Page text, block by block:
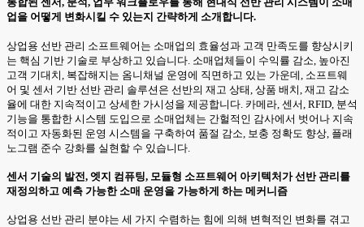
업을 어떻게 변화시킬 수 있는지 간략하게 소개합니다.
상업용 선반 관리 소프트웨어는 소매업의 효율성과 고객 만족도를 향상시키
는 핵심 기반 기술로 부상하고 있습니다. 소매업체들이 수익률 감소, 높아진
고객 기대치, 복잡해지는 옴니채널 운영에 직면하고 있는 가운데, 소프트웨
어 및 센서 기반 선반 관리 솔루션은 선반의 재고 상태, 상품 배치, 재고 감소
율에 대한 지속적이고 상세한 가시성을 제공합니다. 카메라, 센서, RFID, 분석
기능을 통합한 시스템 도입으로 소매업체는 간헐적인 감사에서 벗어나 지속
적이고 자동화된 운영 시스템을 구축하여 품절 감소, 보충 정확도 향상, 플래
노그램 준수 강화를 실현할 수 있습니다.
센서 기술의 발전, 엣지 컴퓨팅, 모듈형 소프트웨어 아키텍처가 선반 관리를
재정의하고 예측 가능한 소매 운영을 가능하게 하는 메커니즘
상업용 선반 관리 분야는 세 가지 수렴하는 힘에 의해 변혁적인 변화를 겪고